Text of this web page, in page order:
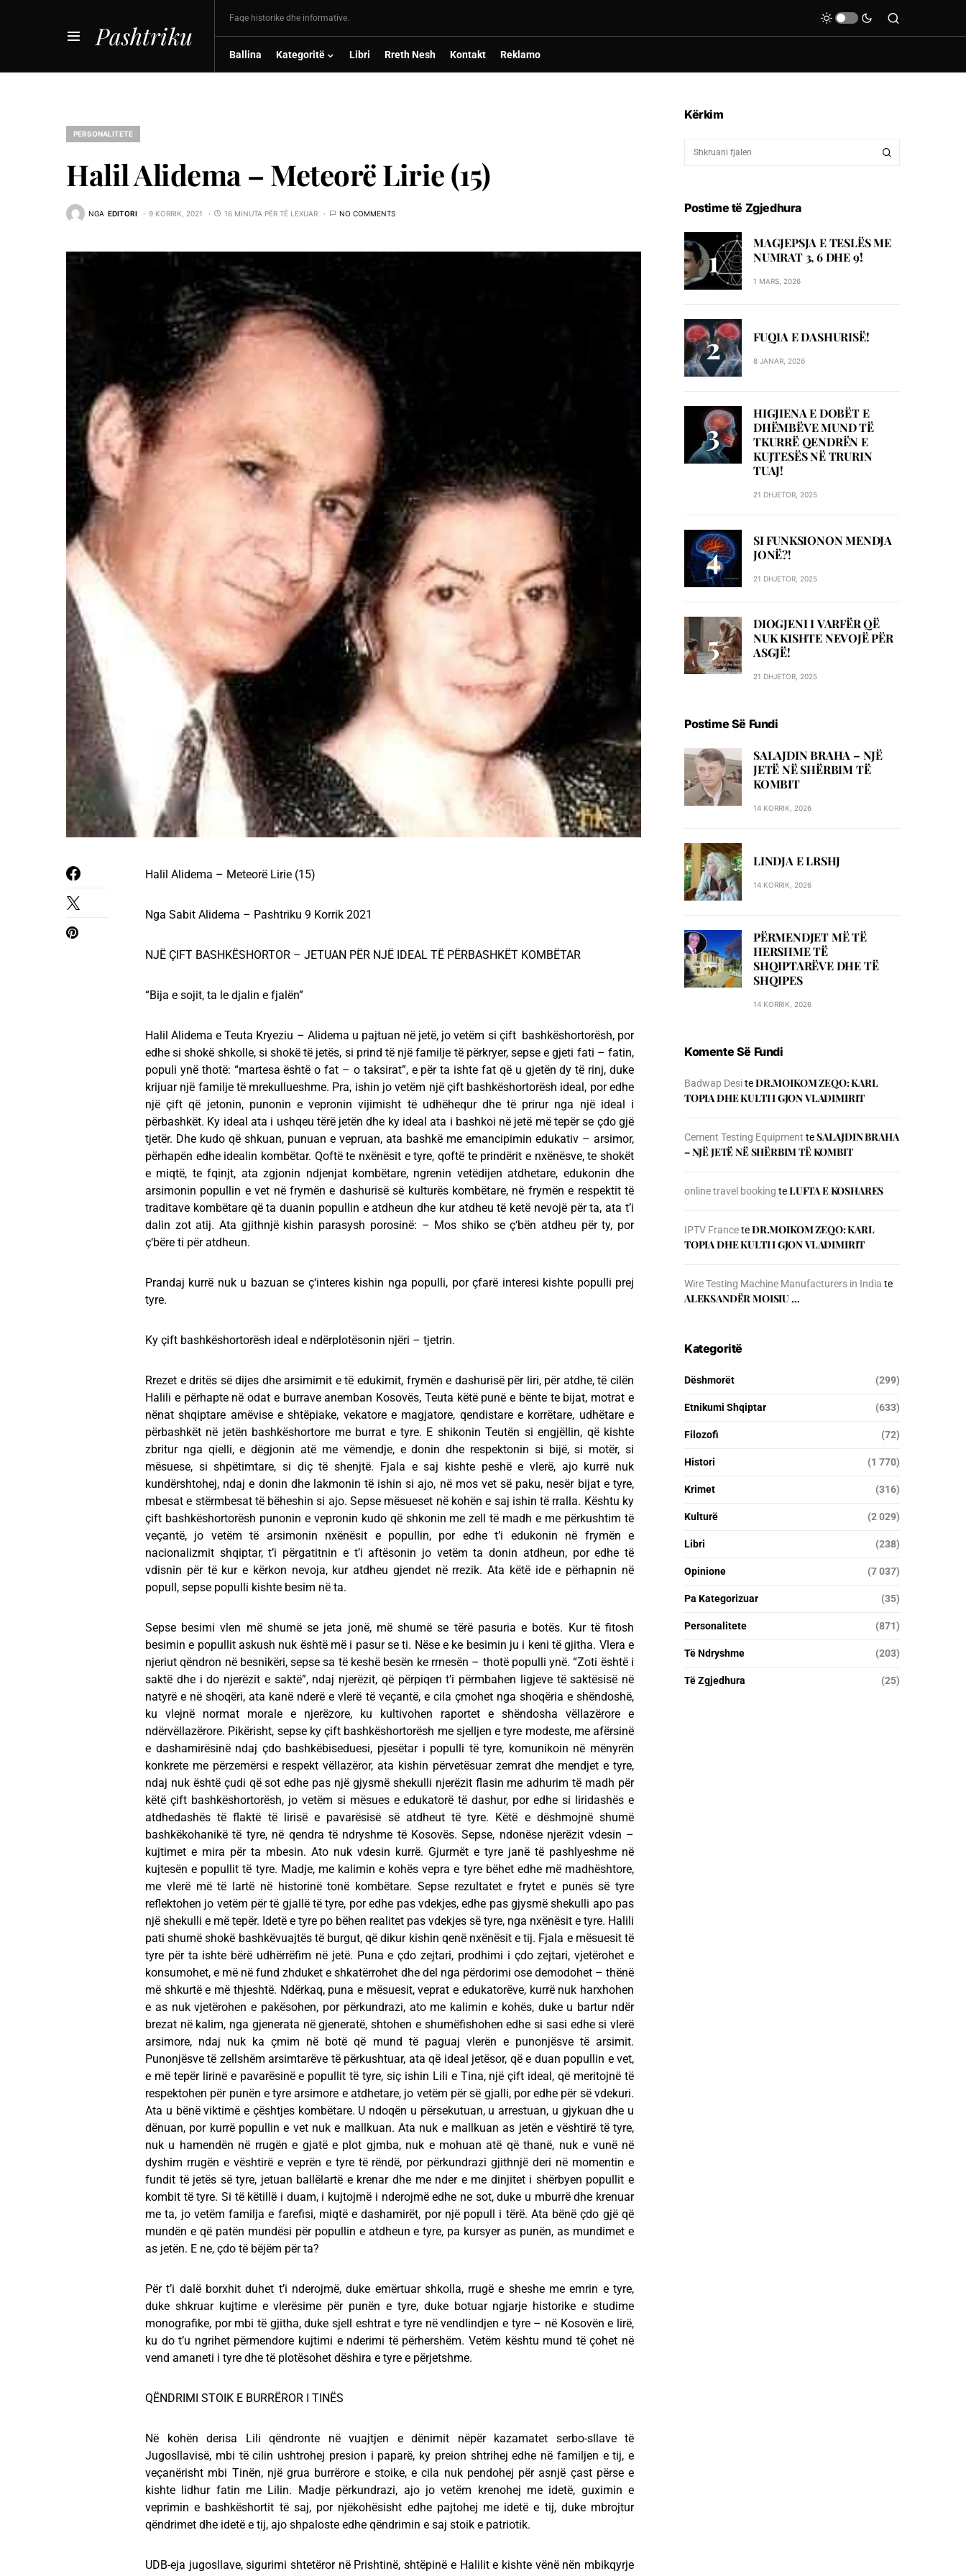
Pashtriku
Faqe historike dhe informative.
Ballina Kategoritë Libri Rreth Nesh Kontakt Reklamo
PERSONALITETE
Halil Alidema – Meteorë Lirie (15)
NGA EDITORI 9 KORRIK, 2021 16 MINUTA PËR TË LEXUAR NO COMMENTS
Halil Alidema – Meteorë Lirie (15)
Nga Sabit Alidema – Pashtriku 9 Korrik 2021
NJË ÇIFT BASHKËSHORTOR – JETUAN PËR NJË IDEAL TË PËRBASHKËT KOMBËTAR
“Bija e sojit, ta le djalin e fjalën”
Halil Alidema e Teuta Kryeziu – Alidema u pajtuan në jetë, jo vetëm si çift bashkëshortorësh, por
edhe si shokë shkolle, si shokë të jetës, si prind të një familje të përkryer, sepse e gjeti fati – fatin,
populi ynë thotë: “martesa është o fat – o taksirat”, e për ta ishte fat që u gjetën dy të rinj, duke
krijuar një familje të mrekullueshme. Pra, ishin jo vetëm një çift bashkëshortorësh ideal, por edhe
një çift që jetonin, punonin e vepronin vijimisht të udhëhequr dhe të prirur nga një ideal i
përbashkët. Ky ideal ata i ushqeu tërë jetën dhe ky ideal ata i bashkoi në jetë më tepër se çdo gjë
tjetër. Dhe kudo që shkuan, punuan e vepruan, ata bashkë me emancipimin edukativ – arsimor,
përhapën edhe idealin kombëtar. Qoftë te nxënësit e tyre, qoftë te prindërit e nxënësve, te shokët
e miqtë, te fqinjt, ata zgjonin ndjenjat kombëtare, ngrenin vetëdijen atdhetare, edukonin dhe
arsimonin popullin e vet në frymën e dashurisë së kulturës kombëtare, në frymën e respektit të
traditave kombëtare që ta duanin popullin e atdheun dhe kur atdheu të ketë nevojë për ta, ata t’i
dalin zot atij. Ata gjithnjë kishin parasysh porosinë: – Mos shiko se ç‘bën atdheu për ty, por
ç‘bëre ti për atdheun.
Prandaj kurrë nuk u bazuan se ç‘interes kishin nga populli, por çfarë interesi kishte populli prej
tyre.
Ky çift bashkëshortorësh ideal e ndërplotësonin njëri – tjetrin.
Rrezet e dritës së dijes dhe arsimimit e të edukimit, frymën e dashurisë për liri, për atdhe, të cilën
Halili e përhapte në odat e burrave anemban Kosovës, Teuta këtë punë e bënte te bijat, motrat e
nënat shqiptare amëvise e shtëpiake, vekatore e magjatore, qendistare e korrëtare, udhëtare e
përbashkët në jetën bashkëshortore me burrat e tyre. E shikonin Teutën si engjëllin, që kishte
zbritur nga qielli, e dëgjonin atë me vëmendje, e donin dhe respektonin si bijë, si motër, si
mësuese, si shpëtimtare, si diç të shenjtë. Fjala e saj kishte peshë e vlerë, ajo kurrë nuk
kundërshtohej, ndaj e donin dhe lakmonin të ishin si ajo, në mos vet së paku, nesër bijat e tyre,
mbesat e stërmbesat të bëheshin si ajo. Sepse mësueset në kohën e saj ishin të rralla. Kështu ky
çift bashkëshortorësh punonin e vepronin kudo që shkonin me zell të madh e me përkushtim të
veçantë, jo vetëm të arsimonin nxënësit e popullin, por edhe t’i edukonin në frymën e
nacionalizmit shqiptar, t’i përgatitnin e t’i aftësonin jo vetëm ta donin atdheun, por edhe të
vdisnin për të kur e kërkon nevoja, kur atdheu gjendet në rrezik. Ata këtë ide e përhapnin në
popull, sepse populli kishte besim në ta.
Sepse besimi vlen më shumë se jeta jonë, më shumë se tërë pasuria e botës. Kur të fitosh
besimin e popullit askush nuk është më i pasur se ti. Nëse e ke besimin ju i keni të gjitha. Vlera e
njeriut qëndron në besnikëri, sepse sa të keshë besën ke rrnesën – thotë populli ynë. “Zoti është i
saktë dhe i do njerëzit e saktë”, ndaj njerëzit, që përpiqen t’i përmbahen ligjeve të saktësisë në
natyrë e në shoqëri, ata kanë nderë e vlerë të veçantë, e cila çmohet nga shoqëria e shëndoshë,
ku vlejnë normat morale e njerëzore, ku kultivohen raportet e shëndosha vëllazërore e
ndërvëllazërore. Pikërisht, sepse ky çift bashkëshortorësh me sjelljen e tyre modeste, me afërsinë
e dashamirësinë ndaj çdo bashkëbiseduesi, pjesëtar i populli të tyre, komunikoin në mënyrën
konkrete me përzemërsi e respekt vëllazëror, ata kishin përvetësuar zemrat dhe mendjet e tyre,
ndaj nuk është çudi që sot edhe pas një gjysmë shekulli njerëzit flasin me adhurim të madh për
këtë çift bashkëshortorësh, jo vetëm si mësues e edukatorë të dashur, por edhe si liridashës e
atdhedashës të flaktë të lirisë e pavarësisë së atdheut të tyre. Këtë e dëshmojnë shumë
bashkëkohanikë të tyre, në qendra të ndryshme të Kosovës. Sepse, ndonëse njerëzit vdesin –
kujtimet e mira për ta mbesin. Ato nuk vdesin kurrë. Gjurmët e tyre janë të pashlyeshme në
kujtesën e popullit të tyre. Madje, me kalimin e kohës vepra e tyre bëhet edhe më madhështore,
me vlerë më të lartë në historinë tonë kombëtare. Sepse rezultatet e frytet e punës së tyre
reflektohen jo vetëm për të gjallë të tyre, por edhe pas vdekjes, edhe pas gjysmë shekulli apo pas
një shekulli e më tepër. Idetë e tyre po bëhen realitet pas vdekjes së tyre, nga nxënësit e tyre. Halili
pati shumë shokë bashkëvuajtës të burgut, që dikur kishin qenë nxënësit e tij. Fjala e mësuesit të
tyre për ta ishte bërë udhërrëfim në jetë. Puna e çdo zejtari, prodhimi i çdo zejtari, vjetërohet e
konsumohet, e më në fund zhduket e shkatërrohet dhe del nga përdorimi ose demodohet – thënë
më shkurtë e më thjeshtë. Ndërkaq, puna e mësuesit, veprat e edukatorëve, kurrë nuk harxhohen
e as nuk vjetërohen e pakësohen, por përkundrazi, ato me kalimin e kohës, duke u bartur ndër
brezat në kalim, nga gjenerata në gjeneratë, shtohen e shumëfishohen edhe si sasi edhe si vlerë
arsimore, ndaj nuk ka çmim në botë që mund të paguaj vlerën e punonjësve të arsimit.
Punonjësve të zellshëm arsimtarëve të përkushtuar, ata që ideal jetësor, që e duan popullin e vet,
e më tepër lirinë e pavarësinë e popullit të tyre, siç ishin Lili e Tina, një çift ideal, që meritojnë të
respektohen për punën e tyre arsimore e atdhetare, jo vetëm për së gjalli, por edhe për së vdekuri.
Ata u bënë viktimë e çështjes kombëtare. U ndoqën u përsekutuan, u arrestuan, u gjykuan dhe u
dënuan, por kurrë popullin e vet nuk e mallkuan. Ata nuk e mallkuan as jetën e vështirë të tyre,
nuk u hamendën në rrugën e gjatë e plot gjmba, nuk e mohuan atë që thanë, nuk e vunë në
dyshim rrugën e vështirë e veprën e tyre të rëndë, por përkundrazi gjithnjë deri në momentin e
fundit të jetës së tyre, jetuan ballëlartë e krenar dhe me nder e me dinjitet i shërbyen popullit e
kombit të tyre. Si të këtillë i duam, i kujtojmë i nderojmë edhe ne sot, duke u mburrë dhe krenuar
me ta, jo vetëm familja e farefisi, miqtë e dashamirët, por një popull i tërë. Ata bënë çdo gjë që
mundën e që patën mundësi për popullin e atdheun e tyre, pa kursyer as punën, as mundimet e
as jetën. E ne, çdo të bëjëm për ta?
Për t’i dalë borxhit duhet t’i nderojmë, duke emërtuar shkolla, rrugë e sheshe me emrin e tyre,
duke shkruar kujtime e vlerësime për punën e tyre, duke botuar ngjarje historike e studime
monografike, por mbi të gjitha, duke sjell eshtrat e tyre në vendlindjen e tyre – në Kosovën e lirë,
ku do t’u ngrihet përmendore kujtimi e nderimi të përhershëm. Vetëm kështu mund të çohet në
vend amaneti i tyre dhe të plotësohet dëshira e tyre e përjetshme.
QËNDRIMI STOIK E BURRËROR I TINËS
Në kohën derisa Lili qëndronte në vuajtjen e dënimit nëpër kazamatet serbo-sllave të
Jugosllavisë, mbi të cilin ushtrohej presion i paparë, ky preion shtrihej edhe në familjen e tij, e
veçanërisht mbi Tinën, një grua burrërore e stoike, e cila nuk pendohej për asnjë çast përse e
kishte lidhur fatin me Lilin. Madje përkundrazi, ajo jo vetëm krenohej me idetë, guximin e
veprimin e bashkëshortit të saj, por njëkohësisht edhe pajtohej me idetë e tij, duke mbrojtur
qëndrimet dhe idetë e tij, ajo shpaloste edhe qëndrimin e saj stoik e patriotik.
UDB-eja jugosllave, sigurimi shtetëror në Prishtinë, shtëpinë e Halilit e kishte vënë nën mbikqyrje
Kërkim
Postime të Zgjedhura
MAGJEPSJA E TESLËS ME
NUMRAT 3, 6 DHE 9!
1 MARS, 2026
FUQIA E DASHURISË!
8 JANAR, 2026
HIGJIENA E DOBËT E
DHËMBËVE MUND TË
TKURRË QENDRËN E
KUJTESËS NË TRURIN
TUAJ!
21 DHJETOR, 2025
SI FUNKSIONON MENDJA
JONË?!
21 DHJETOR, 2025
DIOGJENI I VARFËR QË
NUK KISHTE NEVOJË PËR
ASGJË!
21 DHJETOR, 2025
Postime Së Fundi
SALAJDIN BRAHA – NJЁ
JETЁ NЁ SHЁRBIM TЁ
KOMBIT
14 KORRIK, 2026
LINDJA E LRSHJ
14 KORRIK, 2026
PËRMENDJET MË TË
HERSHME TË
SHQIPTARËVE DHE TË
SHQIPES
14 KORRIK, 2026
Komente Së Fundi
Badwap DesiteDR.MOIKOM ZEQO: KARL
TOPIA DHE KULTI I GJON VLADIMIRIT
Cement Testing Equipment teSALAJDIN BRAHA
– NJЁ JETЁ NЁ SHЁRBIM TЁ KOMBIT
online travel booking teLUFTA E KOSHARES
IPTV FranceteDR.MOIKOM ZEQO: KARL
TOPIA DHE KULTI I GJON VLADIMIRIT
Wire Testing Machine Manufacturers in India te
ALEKSANDËR MOISIU …
Kategoritë
Dëshmorët (299)
Etnikumi Shqiptar (633)
Filozofi (72)
Histori (1 770)
Krimet (316)
Kulturë (2 029)
Libri (238)
Opinione (7 037)
Pa Kategorizuar (35)
Personalitete (871)
Të Ndryshme (203)
Të Zgjedhura (25)